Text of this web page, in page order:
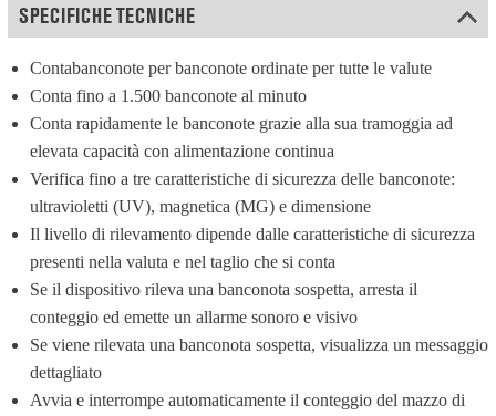
SPECIFICHE TECNICHE
Contabanconote per banconote ordinate per tutte le valute
Conta fino a 1.500 banconote al minuto
Conta rapidamente le banconote grazie alla sua tramoggia ad
elevata capacità con alimentazione continua
Verifica fino a tre caratteristiche di sicurezza delle banconote:
ultravioletti (UV), magnetica (MG) e dimensione
Il livello di rilevamento dipende dalle caratteristiche di sicurezza
presenti nella valuta e nel taglio che si conta
Se il dispositivo rileva una banconota sospetta, arresta il
conteggio ed emette un allarme sonoro e visivo
Se viene rilevata una banconota sospetta, visualizza un messaggio
dettagliato
Avvia e interrompe automaticamente il conteggio del mazzo di